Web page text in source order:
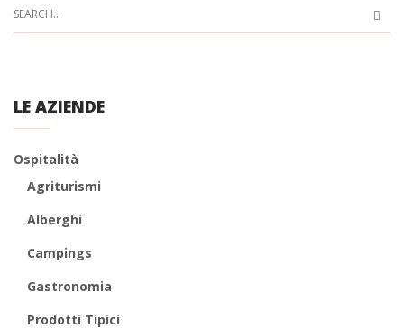
LE AZIENDE
Ospitalità
Agriturismi
Alberghi
Campings
Gastronomia
Prodotti Tipici